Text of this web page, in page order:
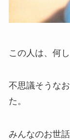
この人は、何
不思議そうな
た。
みんなのお世